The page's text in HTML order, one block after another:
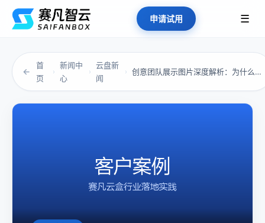
申请试用 ☰
←
首
页
›
新闻中
心
›
云盘新
闻
› 创意团队展示图片深度解析：为什么你的设计图总...